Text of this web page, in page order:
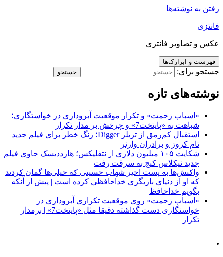
رفتن به نوشته‌ها
فانتزی
عکس و تصاویر فانتزی
فهرست و ابزارک‌ها
جستجو برای:
نوشته‌های تازه
«اسباب زحمت» و تکرار موقعیت آبروداری در خواستگاری؛
شباهت به «پایتخت7» و چرخش بر مدار تکرار
استقبال کم‌رمق از تریلر Digger؛ زنگ خطر برای فیلم جدید
تام کروز و برادران وارنر
شکایت ۱۰۵ میلیون دلاری از نتفلیکس؛ هارددیسک حاوی فیلم
جدید نیکلاس کیج به سرقت رفت
واکنش‌ها به پست اخیر شهاب حسینی که خیلی‌ها گمان کردند
که او از دنیای بازیگری خداحافظی کرده است | پیش از آنکه
بگویم خداحافظ
«اسباب زحمت» روی موقعیت تکراری آبروداری در
خواستگاری دست گذاشته دقیقا مثل «پایتخت7» | برمدار
تکرار
.